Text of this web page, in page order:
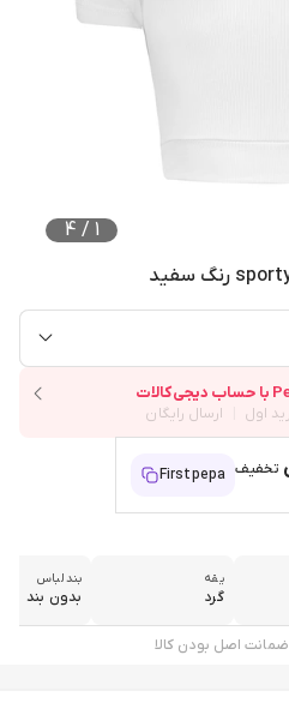
1
/
4
تخفیف Firstpepa
یقه
گرد
بند لباس
بدون بند
ضمانت اصل بودن کالا